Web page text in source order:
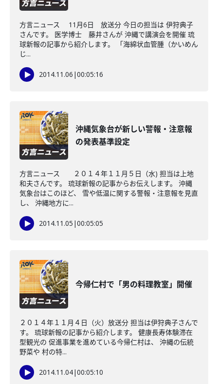
方言ニュース 11月6日 放送分 今日の担当は 伊狩典子
さんです。 医学博士 藤井さんが 沖縄で講演会を開催 琉
球新報の記事から紹介します。 「海綿状血管腫（かいめん
じ...
2014.11.06 |00:05:16
沖縄気象台が新しい警報・注意報
の発表基準設定
方言ニュース ２０１４年１１月５日（水) 担当は上地
和夫さんです。 琉球新報の記事からお伝えします。 沖縄
気象台はこのほど、 雪や低温に関する警報・注意報を見直
し、 沖縄地方に...
2014.11.05 |00:05:05
今帰仁村で「男の料理教室」開催
２０１４年１１月４日（火）放送分 担当は伊狩典子さんで
す。 琉球新報の記事から紹介します。 健康長寿体験滞在
型観光の 促進事業を進めている今帰仁村は、 沖縄の伝統
野菜や 村の特...
2014.11.04|00:05:10